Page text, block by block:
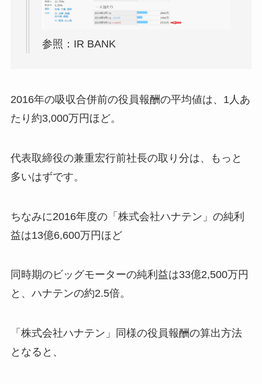
参照：IR BANK
2016年の吸収合併前の役員報酬の平均値は、1人あ
たり約3,000万円ほど。
代表取締役の兼重宏行前社長の取り分は、もっと
多いはずです。
ちなみに2016年度の「株式会社ハナテン」の純利
益は13億6,600万円ほど
同時期のビッグモーターの純利益は33億2,500万円
と、ハナテンの約2.5倍。
「株式会社ハナテン」同様の役員報酬の算出方法
となると、